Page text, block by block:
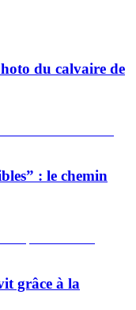
du calvaire de
: le chemin
grâce à la